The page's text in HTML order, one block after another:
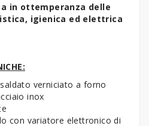
in ottemperanza delle
igienica ed elettrica
verniciato a forno
inox
con variatore elettronico di